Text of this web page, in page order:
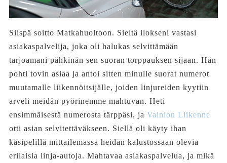
Siispä soitto Matkahuoltoon. Sieltä ilokseni vastasi
asiakaspalvelija, joka oli halukas selvittämään
tarjoamani pähkinän sen suoran torppauksen sijaan. Hän
pohti tovin asiaa ja antoi sitten minulle suorat numerot
muutamalle liikennöitsijälle, joiden linjureiden kyytiin
arveli meidän pyörinemme mahtuvan. Heti
ensimmäisestä numerosta tärppäsi, ja Vainion Liikenne
otti asian selvitettäväkseen. Siellä oli käyty ihan
käsipelillä mittailemassa heidän kalustossaan olevia
erilaisia linja-autoja. Mahtavaa asiakaspalvelua, ja mikä